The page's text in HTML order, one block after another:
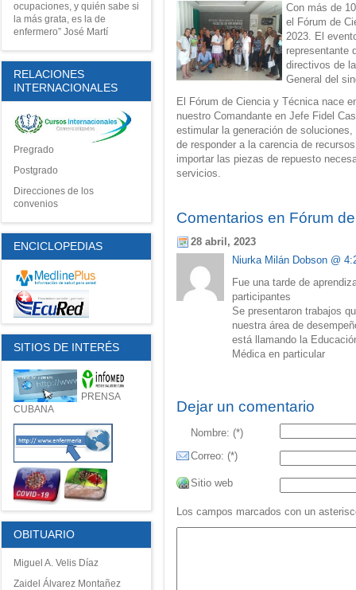
Con más de
el Fórum de
2023. El
representante
directivos de
General del
El Fórum de Ciencia y Técnica nace
nuestro Comandante en Jefe Fidel
estimular la generación de soluciones,
de responder a la carencia de
importar las piezas de repuesto
servicios.
Comentarios en Fórum
28 abril, 2023
Niurka Milán Dobson @
Fue una tarde de
participantes
Se presentaron trabajos
nuestra área de
está llamando la
Médica en particular
Dejar un comentario
Nombre: (*)
Correo: (*)
Sitio web
Los campos marcados con un
ocupaciones, y quién sabe si
la más grata, es la de
enfermero” José Martí
RELACIONES
INTERNACIONALES
Pregrado
Postgrado
Direcciones de los
convenios
ENCICLOPEDIAS
SITIOS DE INTERÉS
PRENSA
CUBANA
OBITUARIO
Miguel A. Velis Díaz
Zaidel Álvarez Montañez